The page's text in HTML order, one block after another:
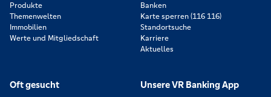
Produkte
Themenwelten
Immobilien
Werte und Mitgliedschaft
Banken
Karte sperren (116 116)
Standortsuche
Karriere
Aktuelles
Oft gesucht Unsere VR Banking App